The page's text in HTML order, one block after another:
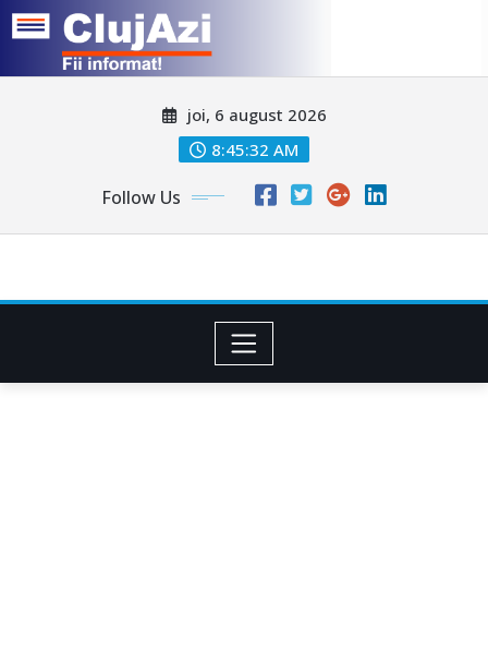
joi, 6 august 2026
8:45:35 AM
Follow Us